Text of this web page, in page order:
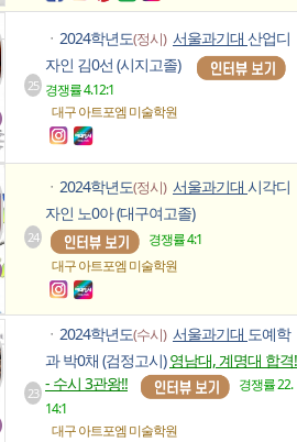
25
ㆍ 2024학년도(정시) 서울과기대 산업디
자인 김0선 (시지고졸)
경쟁률 4.12:1
대구 아트포엠미술학원
24
ㆍ 2024학년도(정시) 서울과기대 시각디
자인 노0아 (대구여고졸)
경쟁률 4:1
대구 아트포엠미술학원
23
ㆍ 2024학년도(수시) 서울과기대 도예학
과 박0채 (검정고시)영남대, 계명대 합격!
- 수시 3관왕!!
경쟁률 22.
14:1
대구 아트포엠미술학원